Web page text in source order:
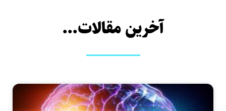
آخرین مقالات...